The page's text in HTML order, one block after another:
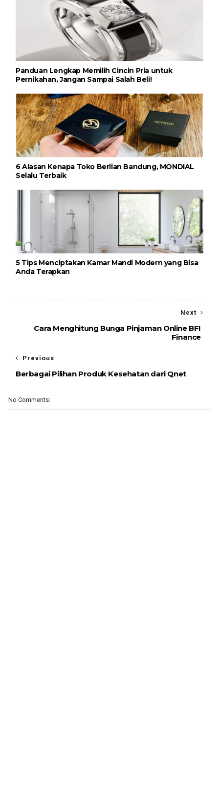
Panduan Lengkap Memilih Cincin Pria untuk
Pernikahan, Jangan Sampai Salah Beli!
6 Alasan Kenapa Toko Berlian Bandung, MONDIAL
Selalu Terbaik
5 Tips Menciptakan Kamar Mandi Modern yang Bisa
Anda Terapkan
Next
Cara Menghitung Bunga Pinjaman Online BFI
Finance
Previous
Berbagai Pilihan Produk Kesehatan dari Qnet
No Comments: